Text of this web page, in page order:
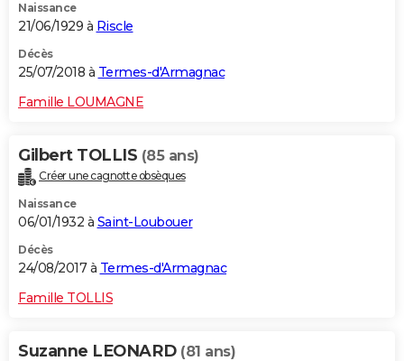
Naissance
21/06/1929 à Riscle
Décès
25/07/2018 à Termes-d'Armagnac
Famille LOUMAGNE
Gilbert TOLLIS (85 ans)
Créer une cagnotte obsèques
Naissance
06/01/1932 à Saint-Loubouer
Décès
24/08/2017 à Termes-d'Armagnac
Famille TOLLIS
Suzanne LEONARD (81 ans)